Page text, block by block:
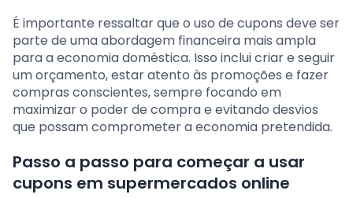
É importante ressaltar que o uso de cupons deve ser
parte de uma abordagem financeira mais ampla
para a economia doméstica. Isso inclui criar e seguir
um orçamento, estar atento às promoções e fazer
compras conscientes, sempre focando em
maximizar o poder de compra e evitando desvios
que possam comprometer a economia pretendida.
Passo a passo para começar a usar
cupons em supermercados online